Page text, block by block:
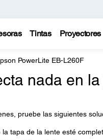
Tintas Proyectores
PowerLite EB-L260F
nada en
pruebe las siguientes
tapa de la lente esté